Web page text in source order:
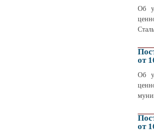
Об
от
Об
от